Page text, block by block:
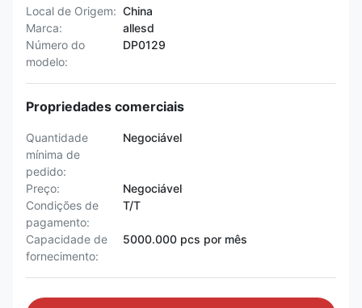
Local de Origem: China
Marca:
allesd
Número do
modelo:
DP0129
Propriedades comerciais
Quantidade
mínima de
pedido:
Negociável
Preço:
Negociável
Condições de
pagamento:
T/T
Capacidade de
fornecimento:
5000.000 pcs por mês